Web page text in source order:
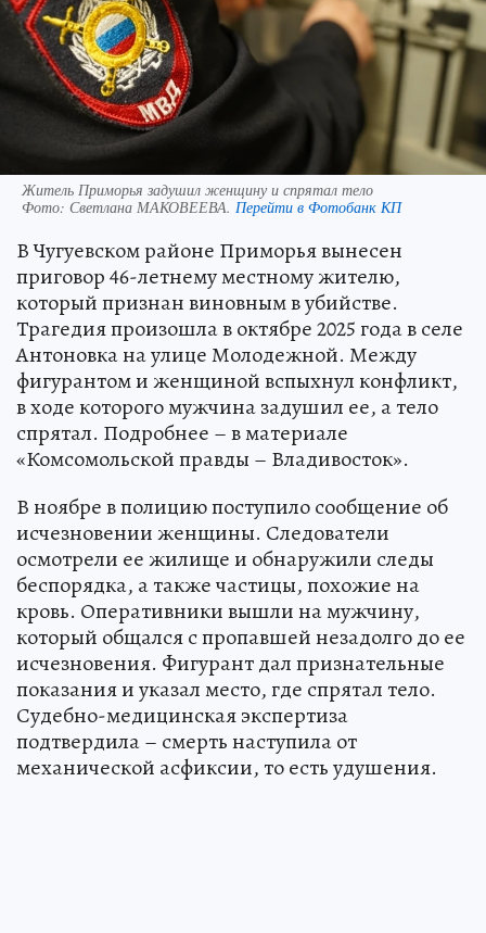
Житель Приморья задушил женщину и спрятал тело
Фото: Светлана МАКОВЕЕВА. Перейти в Фотобанк КП
В Чугуевском районе Приморья вынесен
приговор 46-летнему местному жителю,
который признан виновным в убийстве.
Трагедия произошла в октябре 2025 года в селе
Антоновка на улице Молодежной. Между
фигурантом и женщиной вспыхнул конфликт,
в ходе которого мужчина задушил ее, а тело
спрятал. Подробнее – в материале
«Комсомольской правды – Владивосток».
В ноябре в полицию поступило сообщение об
исчезновении женщины. Следователи
осмотрели ее жилище и обнаружили следы
беспорядка, а также частицы, похожие на
кровь. Оперативники вышли на мужчину,
который общался с пропавшей незадолго до ее
исчезновения. Фигурант дал признательные
показания и указал место, где спрятал тело.
Судебно-медицинская экспертиза
подтвердила – смерть наступила от
механической асфиксии, то есть удушения.